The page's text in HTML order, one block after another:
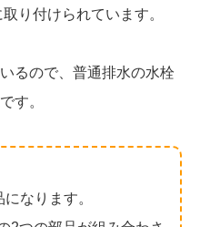
り付けられています。
るので、普通排水の水栓
す。
なります。